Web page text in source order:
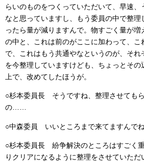
らいのものをつくっていただいて、早速
なと思っていますし、もう委員の中で整理
ったら量が減りますんで。物すごく量が
の中と、これは前のがここに加わって、こ
で、これはもう共通やなというのが、それ
を今整理していますけども、ちょっとその
上で、改めてしたほうが。
○杉本委員長 そうですね、整理させても
の……
○中森委員 いいところまで来てますんでね
○杉本委員長 紛争解決のところはすごく
りクリアになるように整理をさせていた